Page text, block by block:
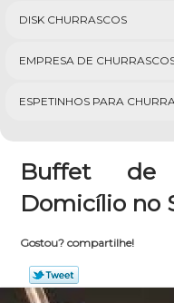
DISK CHURRASCOS
EMPRESA DE
ESPETINHOS PARA
Buffet de
Domicílio no
Gostou? compartilhe!